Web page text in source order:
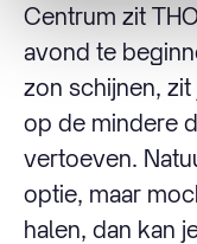
Centrum zit
avond te
zon schijnen,
op de mindere
vertoeven.
optie, maar
halen, dan kan